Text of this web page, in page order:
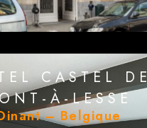
CASTEL DE
À-LESSE
– Belgique